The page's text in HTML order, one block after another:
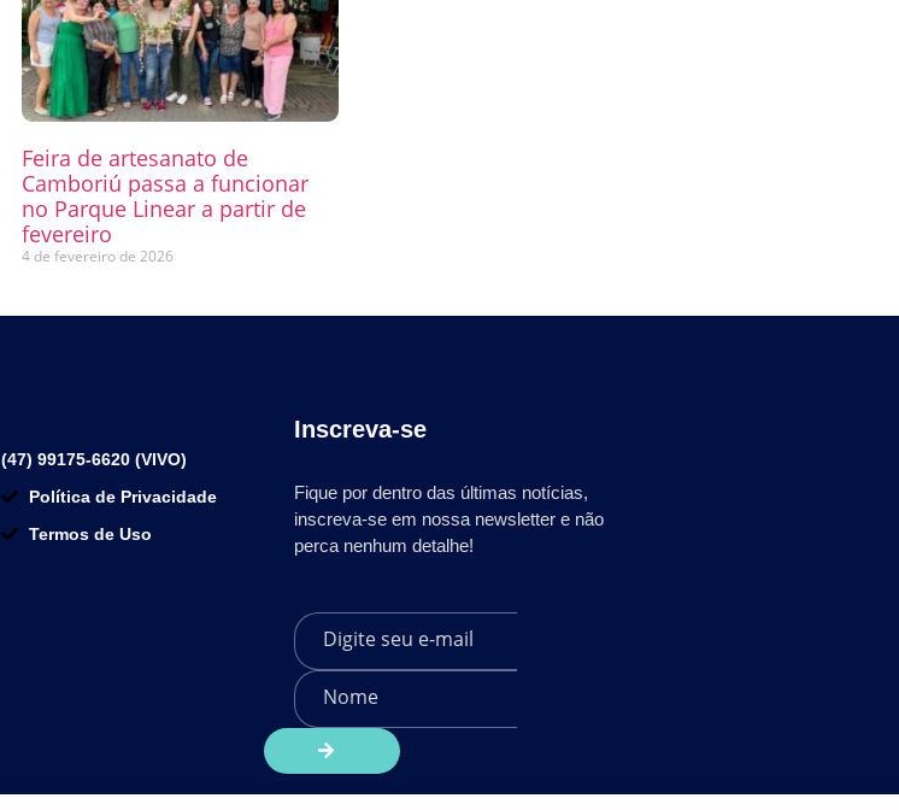
Feira de artesanato de
Camboriú passa a funcionar
no Parque Linear a partir de
fevereiro
4 de fevereiro de 2026
(47) 99175-6620 (VIVO)
Política de Privacidade
Termos de Uso
Inscreva-se
Fique por dentro das últimas notícias,
inscreva-se em nossa newsletter e não
perca nenhum detalhe!